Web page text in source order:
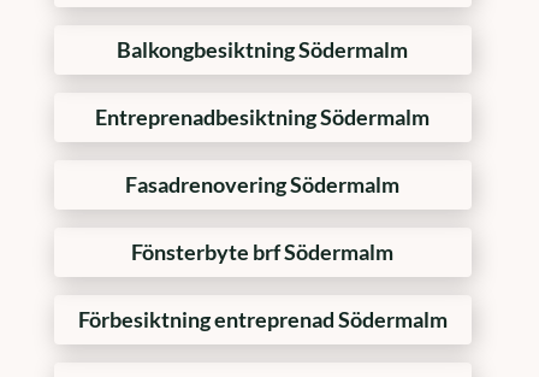
Balkongbesiktning Södermalm
Entreprenadbesiktning Södermalm
Fasadrenovering Södermalm
Fönsterbyte brf Södermalm
Förbesiktning entreprenad Södermalm